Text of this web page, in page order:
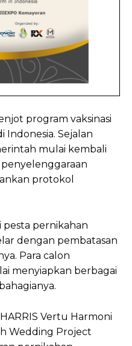
program vaksinasi
Indonesia. Sejalan
mulai kembali
protokol
pesta pernikahan
dengan pembatasan
Para calon
menyiapkan berbagai
Vertu Harmoni
Wedding Project